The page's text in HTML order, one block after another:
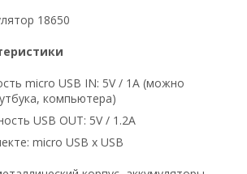
18650
micro USB IN: 5V / 1A (можно
компьютера)
USB OUT: 5V / 1.2A
micro USB х USB